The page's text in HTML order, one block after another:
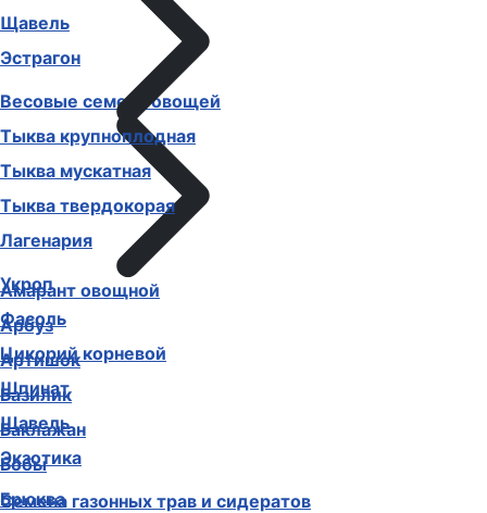
Щавель
Эстрагон
Весовые семена овощей
Амарант овощной
Арбуз
Артишок
Базилик
Баклажан
Бобы
Брюква
Тыква крупноплодная
Тыква мускатная
Тыква твердокорая
Лагенария
Укроп
Фасоль
Цикорий корневой
Шпинат
Щавель
Экзотика
Семена газонных трав и сидератов